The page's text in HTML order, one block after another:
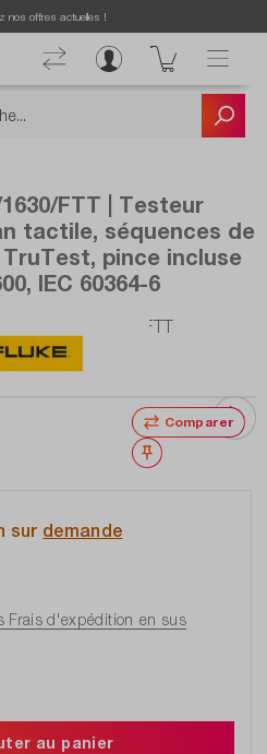
nos offres actuelles !
1630/FTT | Testeur
tactile, séquences de
pince incluse
IEC 60364-6
CH/1630/FTT
Comparer
Noter
sur demande
Frais d'expédition en sus
au panier